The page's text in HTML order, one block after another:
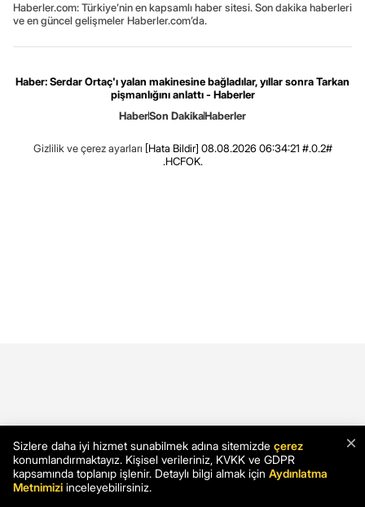
Haberler.com: Türkiye’nin en kapsamlı haber sitesi. Son dakika haberleri
ve en güncel gelişmeler Haberler.com’da.
Haber: Serdar Ortaç'ı yalan makinesine bağladılar, yıllar sonra Tarkan
pişmanlığını anlattı - Haberler
HaberSon DakikaHaberler
Gizlilik ve çerez ayarları [Hata Bildir] 08.08.2026 06:34:21 #.0.2#
.HCFOK.
×
Sizlere daha iyi hizmet sunabilmek adına sitemizde çerez
konumlandırmaktayız. Kişisel verileriniz, KVKK ve GDPR
kapsamında toplanıp işlenir. Detaylı bilgi almak için Aydınlatma
Metnimizi inceleyebilirsiniz.